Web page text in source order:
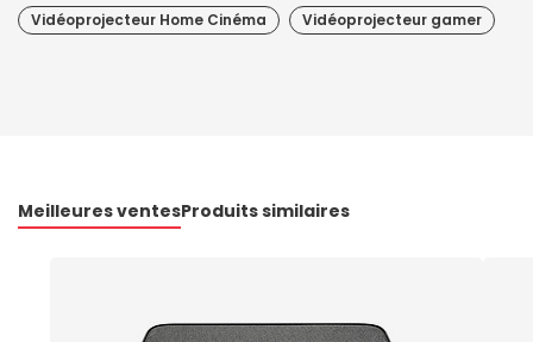
Vidéoprojecteur Home Cinéma Vidéoprojecteur gamer
Meilleures ventesProduits similaires